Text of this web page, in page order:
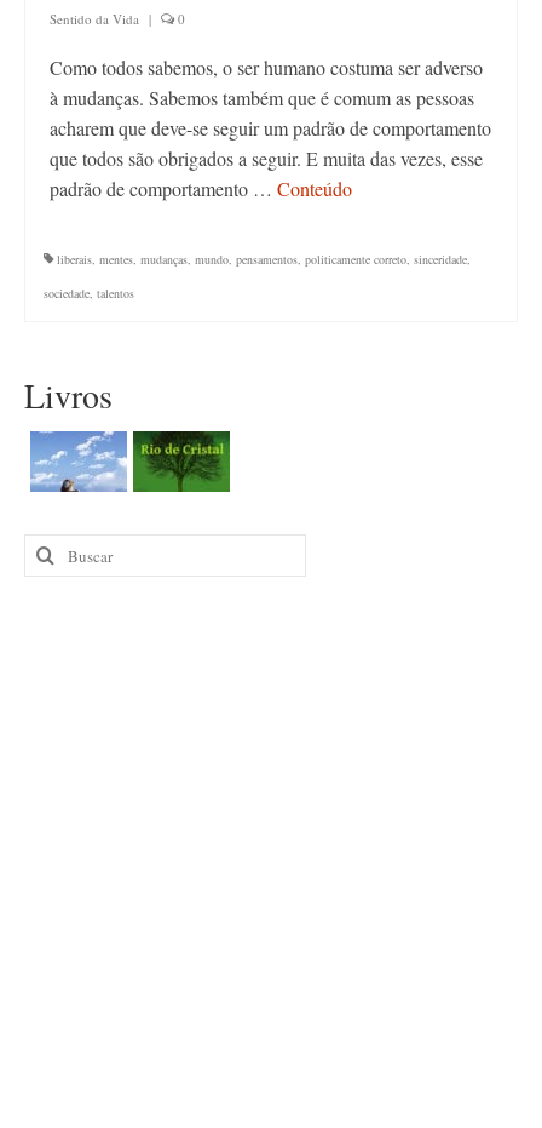
Sentido da Vida | 0
Como todos sabemos, o ser humano costuma ser adverso
à mudanças. Sabemos também que é comum as pessoas
acharem que deve-se seguir um padrão de comportamento
que todos são obrigados a seguir. E muita das vezes, esse
padrão de comportamento … Conteúdo
liberais, mentes, mudanças, mundo, pensamentos, politicamente correto, sinceridade,
sociedade, talentos
Livros
Buscar
por: